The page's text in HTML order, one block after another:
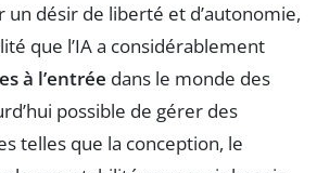
un désir de liberté et d’autonomie,
que l’IA a considérablement
à l’entrée dans le monde des
possible de gérer des
telles que la conception, le